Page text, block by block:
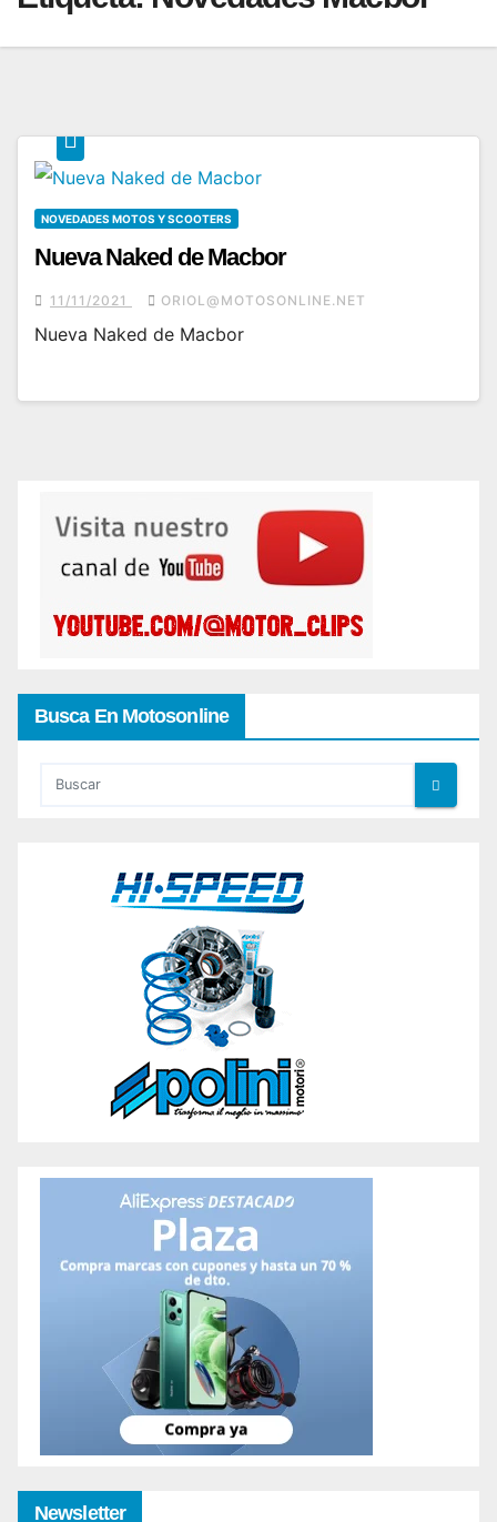
NOVEDADES MOTOS Y SCOOTERS
Nueva Naked de Macbor
11/11/2021 ORIOL@MOTOSONLINE.NET
Nueva Naked de Macbor
Busca En Motosonline
Newsletter